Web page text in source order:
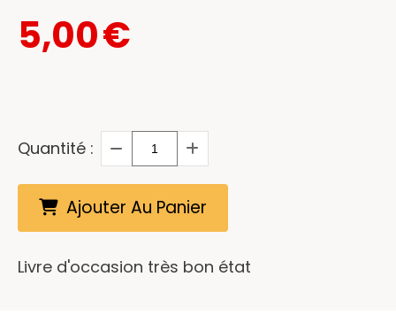
5,00€
Quantité :
Ajouter Au Panier
Livre d'occasion très bon état